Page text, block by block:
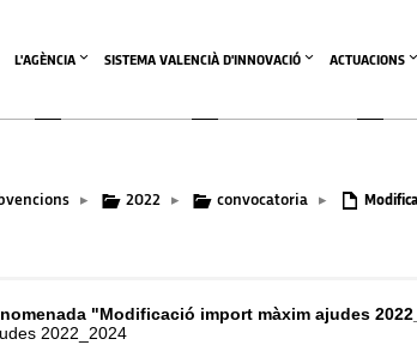
L'AGÈNCIA SISTEMA VALENCIÀ D'INNOVACIÓ ACTUACIONS
▸ 2022 ▸ convocatoria ▸
"Modificació import màxim ajudes
2022_2024